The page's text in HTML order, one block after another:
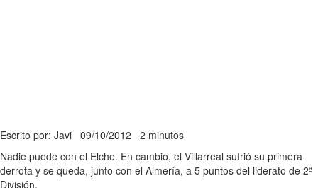
Escrito por: Javi 09/10/2012 2 minutos
Nadie puede con el Elche. En cambio, el Villarreal sufrió su primera
derrota y se queda, junto con el Almería, a 5 puntos del liderato de 2ª
División.